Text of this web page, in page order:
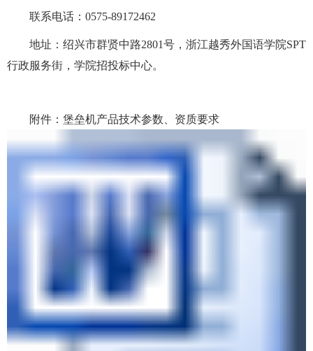
联系电话： 0575-89172462
地址： 绍兴市群贤中路2801号，浙江越秀外国语学院SPT
行政服务街，学院招投标中心。
附件：堡垒机产品技术参数、 资质要求